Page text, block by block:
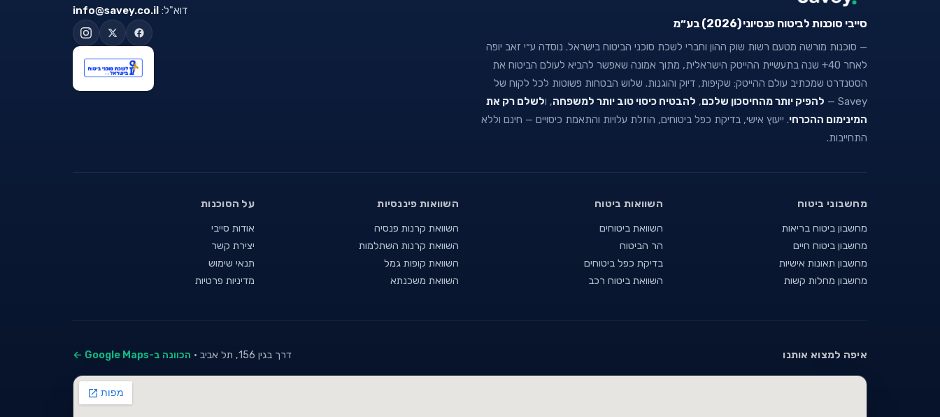
סייבי סוכנות לביטוח פנסיוני (2026) בע״מ
— סוכנות מורשה מטעם רשות שוק ההון וחברי לשכת סוכני הביטוח בישראל. נוסדה ע״י זאב יופה
לאחר 40+ שנה בתעשיית ההייטק הישראלית, מתוך אמונה שאפשר להביא לעולם הביטוח את
הסטנדרט שמכתיב עולם ההייטק: שקיפות, דיוק והוגנות. שלוש הבטחות פשוטות לכל לקוח של
Savey —
להפיק יותר מהחיסכון שלכם, להבטיח כיסוי טוב יותר למשפחה, ולשלם רק את
המינימום ההכרחי. ייעוץ אישי, בדיקת כפל ביטוחים, הוזלת עלויות והתאמת כיסויים — חינם וללא
התחייבות.
דוא"ל: info@savey.co.il
מחשבוני ביטוח
מחשבון ביטוח בריאות
מחשבון ביטוח חיים
מחשבון תאונות אישיות
מחשבון מחלות קשות
השוואות ביטוח
השוואת ביטוחים
הר הביטוח
בדיקת כפל ביטוחים
השוואת ביטוח רכב
השוואות פיננסיות
השוואת קרנות פנסיה
השוואת קרנות השתלמות
השוואת קופות גמל
השוואת משכנתא
על הסוכנות
אודות סייבי
יצירת קשר
תנאי שימוש
מדיניות פרטיות
איפה למצוא אותנו דרך בגין 156, תל אביב · הכוונה ב-Google Maps ←